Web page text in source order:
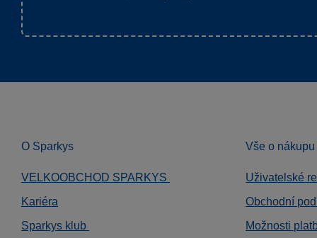
O Sparkys
VELKOOBCHOD SPARKYS
Kariéra
Sparkys klub
Vše o nákupu
Uživatelské
Obchodní
Možnosti